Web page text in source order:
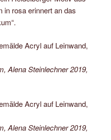
in rosa erinnert an das
Alena Steinlechner 2019,
Alena Steinlechner 2019,